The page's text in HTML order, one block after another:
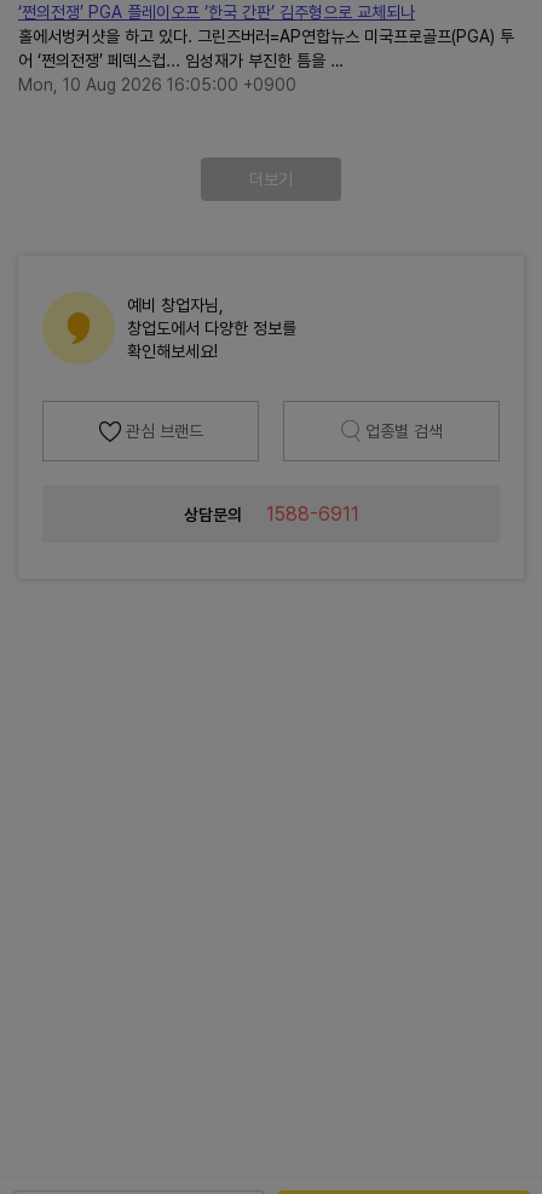
‘쩐의전쟁’ PGA 플레이오프 ‘한국 간판’ 김주형으로 교체되나
홀에서벙커샷을 하고 있다. 그린즈버러=AP연합뉴스 미국프로골프(PGA) 투
어 ‘쩐의전쟁’ 페덱스컵... 임성재가 부진한 틈을 …
Mon, 10 Aug 2026 16:05:00 +0900
더보기
예비 창업자님,
창업도에서 다양한 정보를
확인해보세요!
관심 브랜드 업종별 검색
상담문의 1588-6911